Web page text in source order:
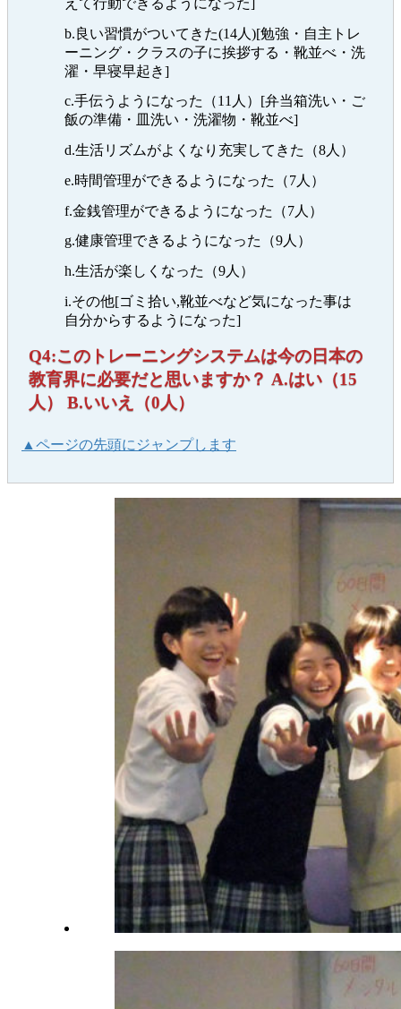
b.良い習慣がついてきた(14人)[勉強・自主トレ
ーニング・クラスの子に挨拶する・靴並べ・洗
濯・早寝早起き]
c.手伝うようになった（11人）[弁当箱洗い・ご
飯の準備・皿洗い・洗濯物・靴並べ]
d.生活リズムがよくなり充実してきた（8人）
e.時間管理ができるようになった（7人）
f.金銭管理ができるようになった（7人）
g.健康管理できるようになった（9人）
h.生活が楽しくなった（9人）
i.その他[ゴミ拾い,靴並べなど気になった事は
自分からするようになった]
Q4:このトレーニングシステムは今の日本の
教育界に必要だと思いますか？ A.はい（15
人） B.いいえ（0人）
▲ページの先頭にジャンプします